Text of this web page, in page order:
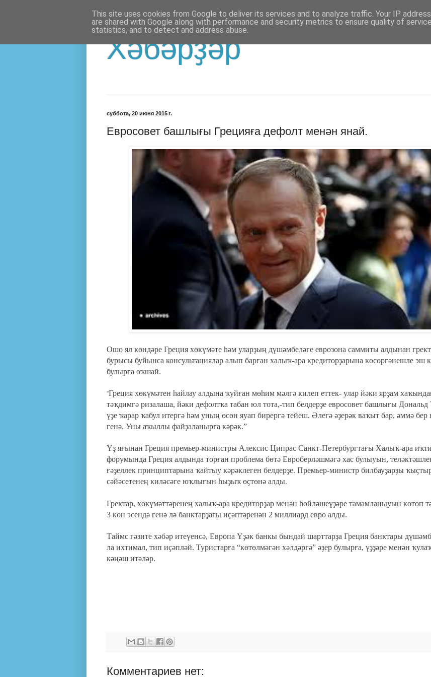
Хәбәрҙәр
суббота, 20 июня 2015 г.
Евросовет башлығы Грецияға дефолт менән янай.
Ошо ял көндәре Греция хөкүмәте һәм уларҙың дүшәмбеләге еврозона саммиты алдынан
бурысы буйынса консультациялар алып барған халыҡ-ара кредиторҙарына көсөргәнешле эш
булырға оҡшай.
“Греция хөкүмәтен һайлау алдына ҡуйған мөһим мәлгә килеп еттек- улар йәки ярҙам
тәҡдимгә ризалаша, йәки дефолтҡа табан юл тота,-тип белдерҙе евросовет башлығы Дональд
үҙе ҡарар ҡабул итергә һәм уның өсөн яуап бирергә тейеш. Әлегә әҙерәк ваҡыт бар, әммә бер
генә. Уны аҡыллы файҙаланырға кәрәк.”
Үҙ яғынан Греция премьер-министры Алексис Ципрас Санкт-Петербургтағы Халыҡ-ара
форумында Греция алдында торған проблема бөтә Евроберләшмәгә хас булыуын,
ғәҙеллек принциптарына ҡайтыу кәрәклеген белдерҙе. Премьер-министр билбауҙарҙы
сәйәсетенең киләсәге юҡлығын һыҙыҡ өҫтөнә алды.
Гректар, хөкүмәттәренең халыҡ-ара кредиторҙар менән һөйләшеүҙәре тамамланыуын көтөп
3 көн эсендә генә лә банктарҙағы иҫәптәренән 2 миллиард евро алды.
Таймс гәзите хәбәр итеүенсә, Европа Үҙәк банкы бындай шарттарҙа Греция банктары
ла ихтимал, тип иҫәпләй. Туристарға “көтөлмәгән хәлдәргә” әҙер булырға, үҙҙәре менән
кәңәш итәләр.
Комментариев нет:
This site uses cookies from Google to deliver its services and to analyze traffic. Your IP
are shared with Google along with performance and security metrics to ensure quality of
statistics, and to detect and address abuse.